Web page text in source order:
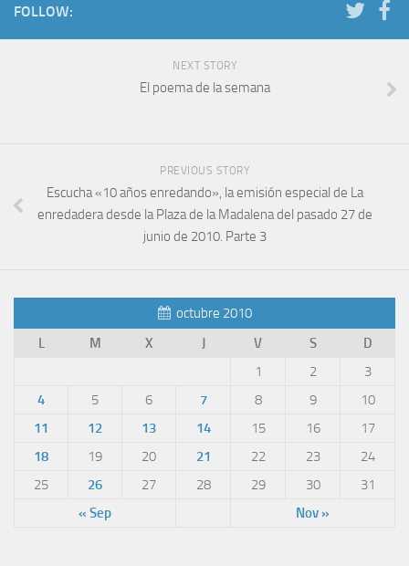
FOLLOW:
NEXT STORY
El poema de la semana
PREVIOUS STORY
Escucha «10 años enredando», la emisión especial de La
enredadera desde la Plaza de la Madalena del pasado 27 de
junio de 2010. Parte 3
octubre 2010
L
M X J V S D
« Sep Nov »
1 2
3
4
5 6 7 8 9
10
11
12 13 14 15 16
17
18
19 20 21 22 23
24
25
26 27 28 29 30 31